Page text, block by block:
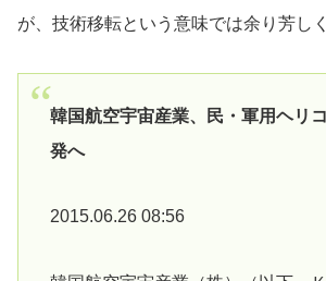
が、技術移転という意味では余り芳し
韓国航空宇宙産業、民・軍用ヘリ
発へ
2015.06.26 08:56